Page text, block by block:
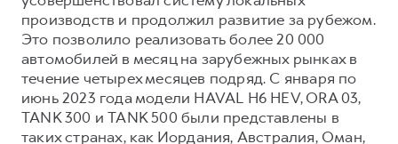
производств и продолжил развитие за рубежом.
Это позволило реализовать более 20 000
автомобилей в месяц на зарубежных рынках в
течение четырех месяцев подряд. С января по
июнь 2023 года модели HAVAL H6 HEV, ORA 03,
TANK 300 и TANK 500 были представлены в
таких странах, как Иордания, Австралия, Оман,